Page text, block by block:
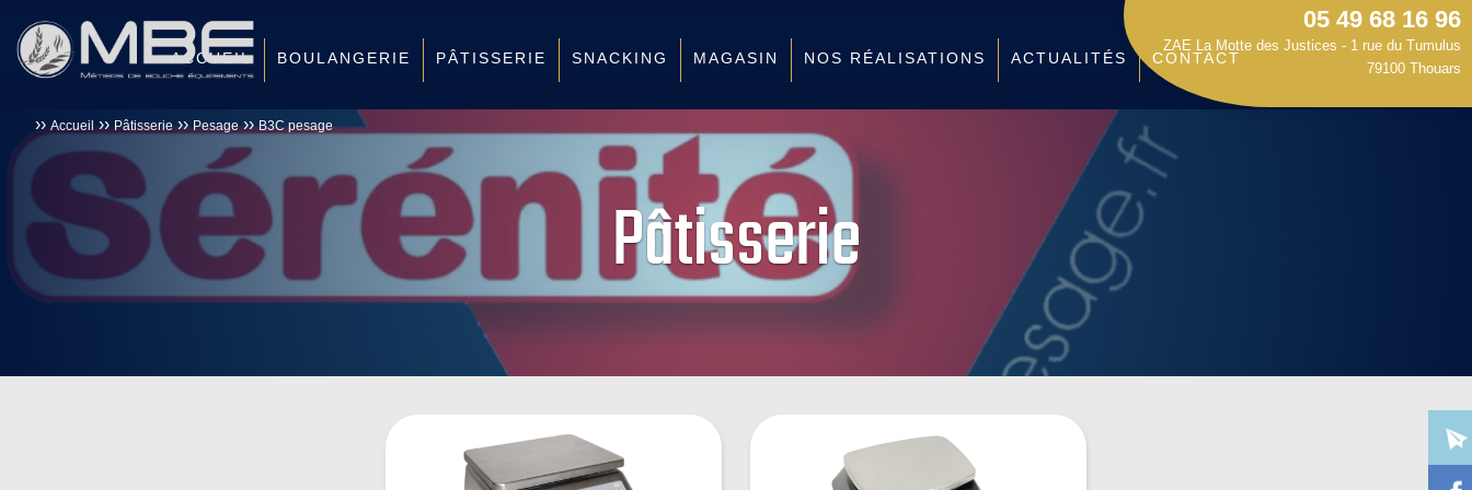
05 49 68 16 96
ZAE La Motte des Justices - 1 rue du Tumulus
79100 Thouars
ACCUEIL BOULANGERIE PÂTISSERIE SNACKING MAGASIN NOS RÉALISATIONS ACTUALITÉS CONTACT
››Accueil››Pâtisserie››Pesage››B3C pesage
Pâtisserie